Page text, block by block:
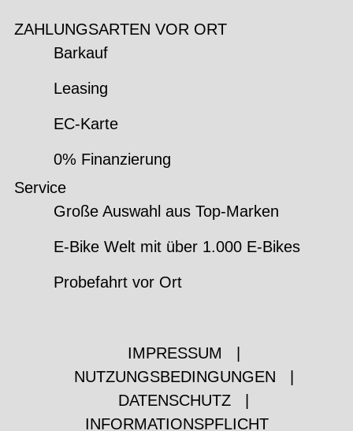
ZAHLUNGSARTEN VOR ORT
Barkauf
Leasing
EC-Karte
0% Finanzierung
Service
Große Auswahl aus Top-Marken
E-Bike Welt mit über 1.000 E-Bikes
Probefahrt vor Ort
IMPRESSUM
NUTZUNGSBEDINGUNGEN
DATENSCHUTZ
INFORMATIONSPFLICHT